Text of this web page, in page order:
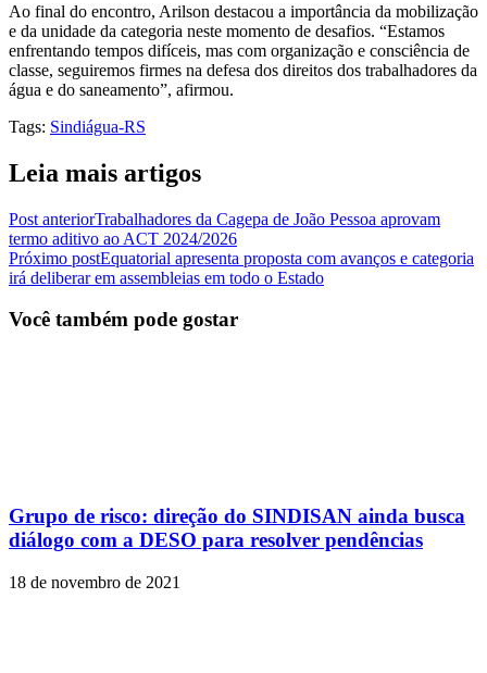
Ao final do encontro, Arilson destacou a importância da mobilização
e da unidade da categoria neste momento de desafios. “Estamos
enfrentando tempos difíceis, mas com organização e consciência de
classe, seguiremos firmes na defesa dos direitos dos trabalhadores da
água e do saneamento”, afirmou.
Tags: Sindiágua-RS
Leia mais artigos
Post anteriorTrabalhadores da Cagepa de João Pessoa aprovam
termo aditivo ao ACT 2024/2026
Próximo postEquatorial apresenta proposta com avanços e categoria
irá deliberar em assembleias em todo o Estado
Você também pode gostar
Grupo de risco: direção do SINDISAN ainda busca
diálogo com a DESO para resolver pendências
18 de novembro de 2021